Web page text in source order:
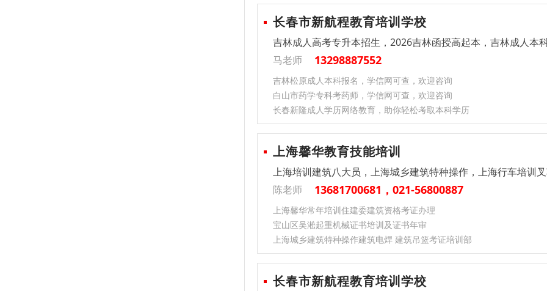
长春市新航程教育培训学校
吉林成人高考专升本招生，2026吉林函授高起本，吉林成人本
马老师
13298887552
吉林松原成人本科报名，学信网可查，欢迎咨询
白山市药学专科考药师，学信网可查，欢迎咨询
长春新隆成人学历网络教育，助你轻松考取本科学历
上海馨华教育技能培训
上海培训建筑八大员，上海城乡建筑特种操作，上海行车培训
陈老师
13681700681，021-56800887
上海馨华常年培训住建委建筑资格考证办理
宝山区吴淞起重机械证书培训及证书年审
上海城乡建筑特种操作建筑电焊 建筑吊篮考证培训部
长春市新航程教育培训学校